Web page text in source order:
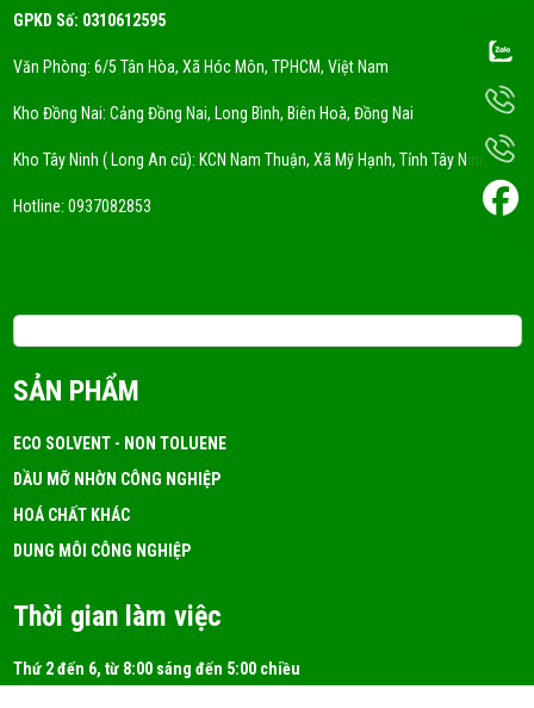
Xu Hướng Dung Môi Thân Thiện Môi Trường - Eco
FRI 05, 2026
DUNG MÔI CYCLOHEXANE UY TÍN
FRI 05, 2026
Dung Môi A150 Là Gì? Ứng Dụng!
GPKD Số: 0310612595
Văn Phòng: 6/5 Tân Hòa, Xã Hóc Môn, TPHCM, Việt Nam
Kho Đồng Nai: Cảng Đồng Nai, Long Bình, Biên Hoà, Đồng Nai
Kho Tây Ninh ( Long An cũ): KCN Nam Thuận, Xã Mỹ Hạnh, Tỉnh Tây Ninh
Hotline: 0937082853
SẢN PHẨM
ECO SOLVENT - NON TOLUENE
DẦU MỠ NHỜN CÔNG NGHIỆP
HOÁ CHẤT KHÁC
DUNG MÔI CÔNG NGHIỆP
Thời gian làm việc
Thứ 2 đến 6, từ 8:00 sáng đến 5:00 chiều